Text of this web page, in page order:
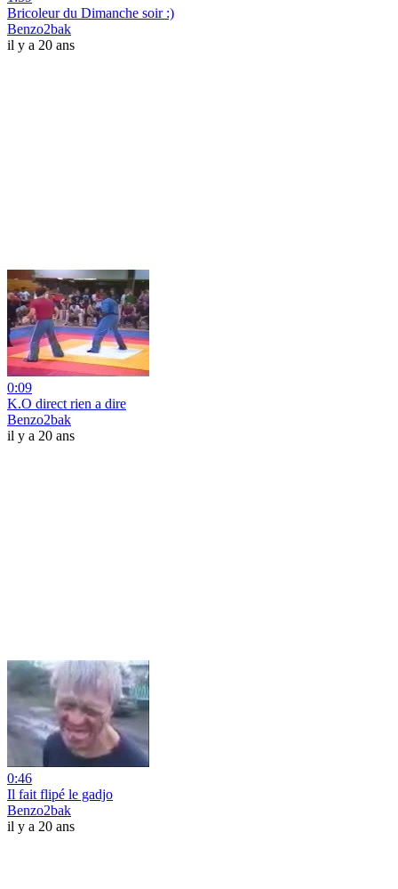
Bricoleur du Dimanche soir :)
Benzo2bak
il y a 20 ans
0:09
K.O direct rien a dire
Benzo2bak
il y a 20 ans
0:46
Il fait flipé le gadjo
Benzo2bak
il y a 20 ans